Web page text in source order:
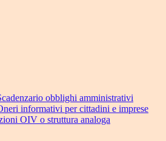
obblighi amministrativi
informativi per cittadini e imprese
OIV o struttura analoga